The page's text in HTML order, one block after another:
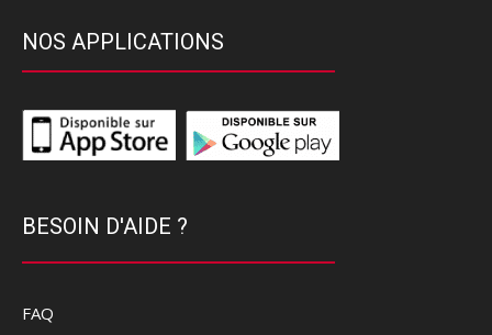
NOS APPLICATIONS
BESOIN D'AIDE ?
FAQ